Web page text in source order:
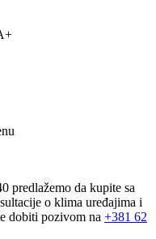
da kupite sa
o klima uređajima i
dobiti pozivom na +381 62